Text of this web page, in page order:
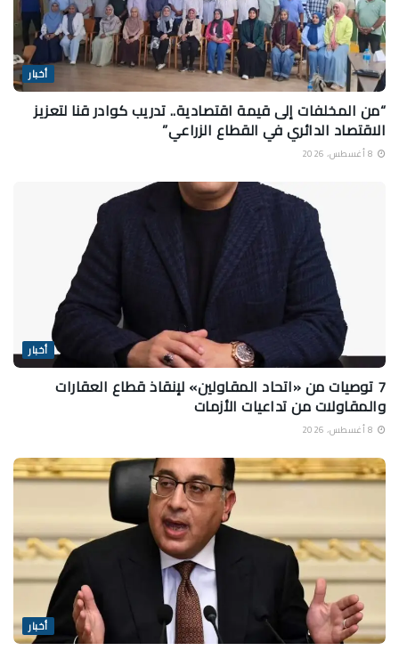
أخبار
“من المخلفات إلى قيمة اقتصادية.. تدريب كوادر قنا لتعزيز
الاقتصاد الدائري في القطاع الزراعي”
أخبار
7 توصيات من «اتحاد المقاولين» لإنقاذ قطاع العقارات
والمقاولات من تداعيات الأزمات
أخبار